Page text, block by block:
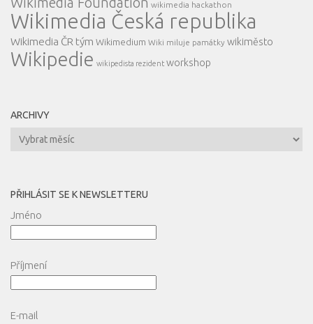
wikimedia hackathon
Wikimedia Česká republika
Wikimedia ČR tým Wikimedium Wiki miluje památky wikiměsto
Wikipedie wikipedista rezident workshop
ARCHIVY
Archivy
PŘIHLÁSIT SE K NEWSLETTERU
Jméno
Příjmení
E-mail